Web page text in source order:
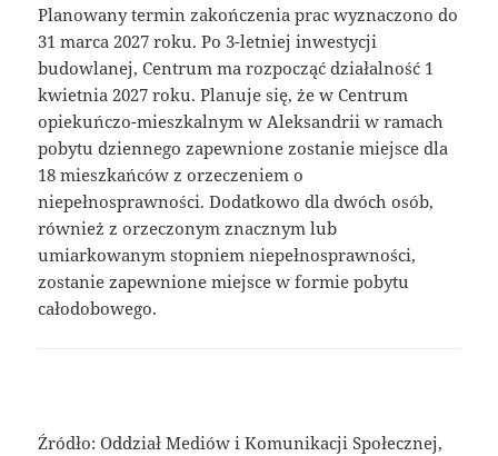
Planowany termin zakończenia prac wyznaczono do
31 marca 2027 roku. Po 3-letniej inwestycji
budowlanej, Centrum ma rozpocząć działalność 1
kwietnia 2027 roku. Planuje się, że w Centrum
opiekuńczo-mieszkalnym w Aleksandrii w ramach
pobytu dziennego zapewnione zostanie miejsce dla
18 mieszkańców z orzeczeniem o
niepełnosprawności. Dodatkowo dla dwóch osób,
również z orzeczonym znacznym lub
umiarkowanym stopniem niepełnosprawności,
zostanie zapewnione miejsce w formie pobytu
całodobowego.
Źródło: Oddział Mediów i Komunikacji Społecznej,